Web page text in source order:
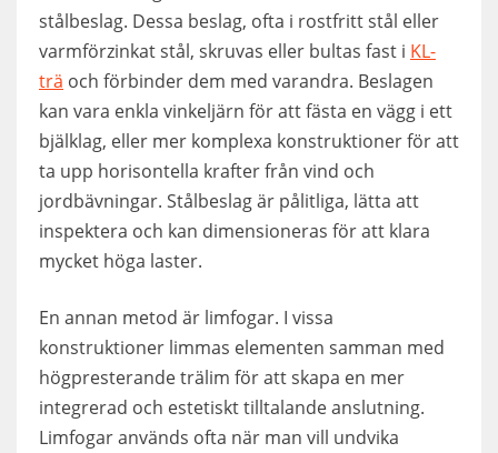
stålbeslag. Dessa beslag, ofta i rostfritt stål eller
varmförzinkat stål, skruvas eller bultas fast i KL-
trä och förbinder dem med varandra. Beslagen
kan vara enkla vinkeljärn för att fästa en vägg i ett
bjälklag, eller mer komplexa konstruktioner för att
ta upp horisontella krafter från vind och
jordbävningar. Stålbeslag är pålitliga, lätta att
inspektera och kan dimensioneras för att klara
mycket höga laster.
En annan metod är limfogar. I vissa
konstruktioner limmas elementen samman med
högpresterande trälim för att skapa en mer
integrerad och estetiskt tilltalande anslutning.
Limfogar används ofta när man vill undvika